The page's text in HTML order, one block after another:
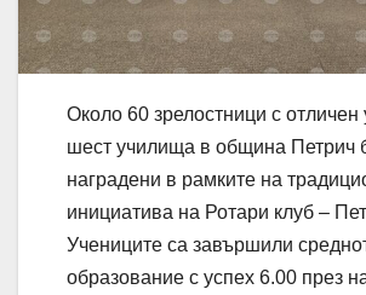
Около 60 зрелостници с отличен
шест училища в община Петрич
наградени в рамките на
инициатива на Ротари клуб –
Учениците са завършили
образование с успех 6.00 през